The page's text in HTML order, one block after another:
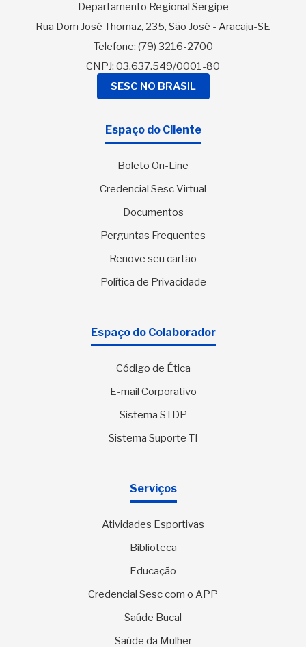
Departamento Regional Sergipe
Rua Dom José Thomaz, 235, São José - Aracaju-SE
Telefone: (79) 3216-2700
CNPJ: 03.637.549/0001-80
SESC NO BRASIL
Espaço do Cliente
Boleto On-Line
Credencial Sesc Virtual
Documentos
Perguntas Frequentes
Renove seu cartão
Política de Privacidade
Espaço do Colaborador
Código de Ética
E-mail Corporativo
Sistema STDP
Sistema Suporte TI
Serviços
Atividades Esportivas
Biblioteca
Educação
Credencial Sesc com o APP
Saúde Bucal
Saúde da Mulher